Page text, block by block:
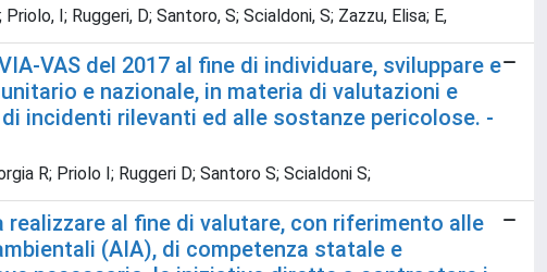
I; Ruggeri, D; Santoro, S; Scialdoni, S; Zazzu, Elisa; E,
VAS del 2017 al fine di individuare, sviluppare e
e nazionale, in materia di valutazioni e
incidenti rilevanti ed alle sostanze pericolose. -
R; Priolo I; Ruggeri D; Santoro S; Scialdoni S;
al fine di valutare, con riferimento alle
(AIA), di competenza statale e